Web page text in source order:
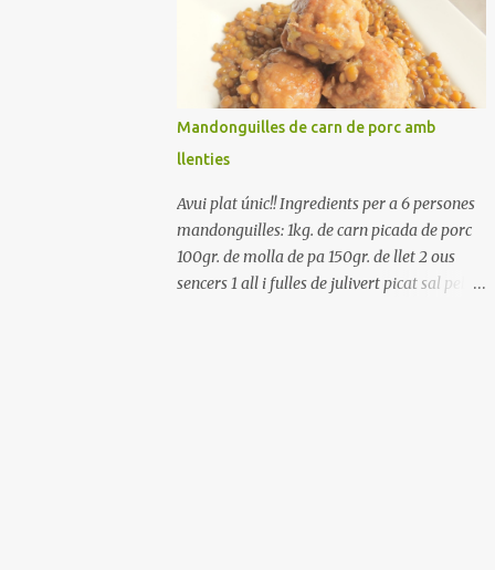
Renteu els pebrots i talleu-los a trossets.
Renteu les tomates i talleu-les a octaus.
Talleu les olives a rodanxes. Una hora abans
de portar a la taula, poseu els cigrons, ben
escorreguts, en un bol, amb la resta
d'ingredients: les tomates, el pebrot, la ceba,
(escorreguda), les olives i la tonyina
esmicolada. Amaniu amb sal i oli... bon
profit!!
Mandonguilles de carn de porc amb
llenties
Avui plat únic!! Ingredients per a 6 persones
mandonguilles: 1kg. de carn picada de porc
100gr. de molla de pa 150gr. de llet 2 ous
sencers 1 all i fulles de julivert picat sal pebre